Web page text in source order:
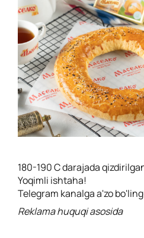
180-190 C darajada
Yoqimli ishtaha!
Telegram kanalga a'zo
Reklama huquqi asosida